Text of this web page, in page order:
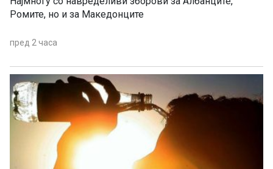
Ромите, но и за Македонците
пред 2 часа